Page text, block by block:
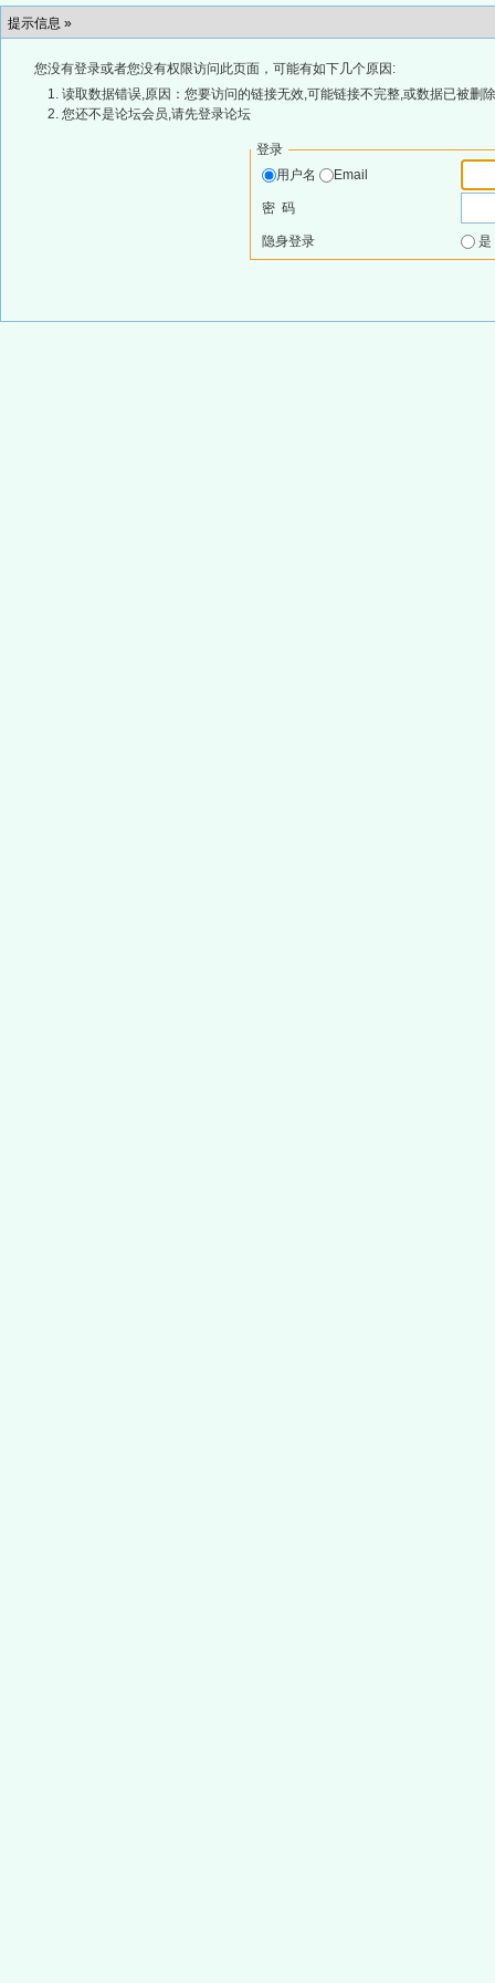
提示信息 »
您没有登录或者您没有权限访问此页面，可能有如下几个原因:
读取数据错误,原因：您要访问的链接无效,可能链接不完整,或数据已被删
您还不是论坛会员,请先登录论坛
登录
用户名
Email
密 码
隐身登录